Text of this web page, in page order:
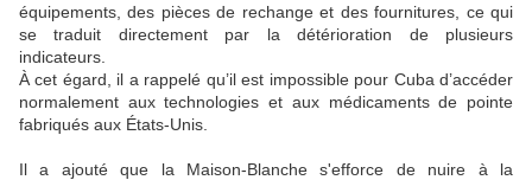
équipements, des pièces de rechange et des fournitures, ce qui
se traduit directement par la détérioration de plusieurs
indicateurs.
À cet égard, il a rappelé qu’il est impossible pour Cuba d’accéder
normalement aux technologies et aux médicaments de pointe
fabriqués aux États-Unis.
Il a ajouté que la Maison-Blanche s'efforce de nuire à la